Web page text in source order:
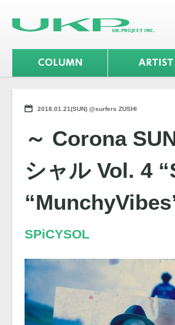
2018.01.21(SUN) @surfers ZUSHI
～ Corona
シャル Vol. 4
SPiCYSOL